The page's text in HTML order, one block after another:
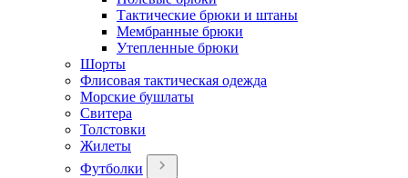
Тактические брюки и штаны
Мембранные брюки
Утепленные брюки
Шорты
Флисовая тактическая одежда
Морские бушлаты
Свитера
Толстовки
Жилеты
Футболки